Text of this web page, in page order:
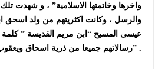
واخرها وخاتمتها الاسلامية” ، و شهدت تلك
والرسل ، وكانت اكثريتهم من ولد اسحق
عيسى المسيح “ابن مريم القديسة ” كلمة
رسالاتهم جميعا من ذرية اسحاق ويعقوب وبنيه “بني إسرائيل” .